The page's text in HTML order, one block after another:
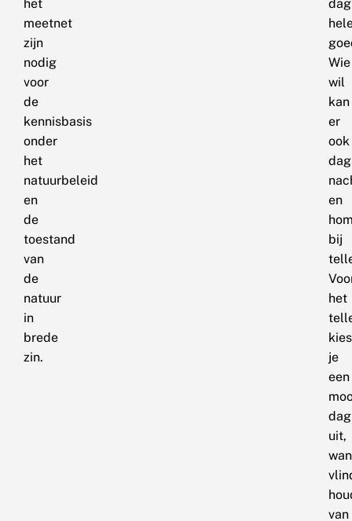
het
meetnet
zijn
nodig
voor
de
kennisbasis
onder
het
natuurbeleid
en
de
toestand
van
de
natuur
in
brede
zin.
dag
Wie
wil
kan
er
ook
en
bij
het
kies
je
een
dag
uit,
van